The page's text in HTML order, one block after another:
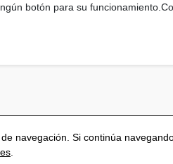
botón para su
navegación. Si continúa